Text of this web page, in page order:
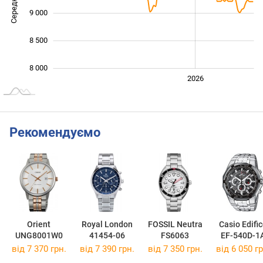
8 000
8 500
9 000
2026
Рекомендуємо
Orient
UNG8001W0
Royal London
41454-06
FOSSIL Neutra
FS6063
Casio
EF-540D-
від 7 370 грн. від 7 390 грн. від 7 350 грн. від 6 050